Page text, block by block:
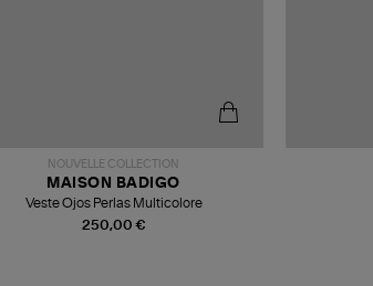
NOUVELLE COLLECTION
250,00 €
MAISON BADIGO
Veste Ojos Perlas Multicolore